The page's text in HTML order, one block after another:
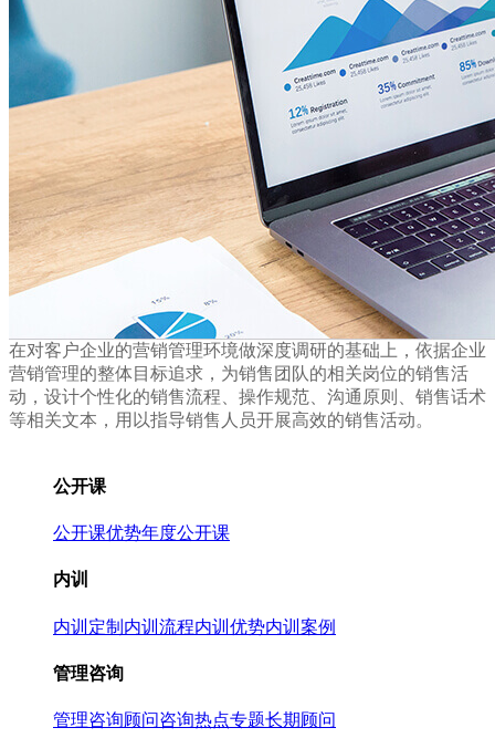
在对客户企业的营销管理环境做深度调研的基础上，依据企业
营销管理的整体目标追求，为销售团队的相关岗位的销售活
动，设计个性化的销售流程、操作规范、沟通原则、销售话术
等相关文本，用以指导销售人员开展高效的销售活动。
公开课
公开课优势年度公开课
内训
内训定制 内训流程内训优势内训案例
管理咨询
管理咨询顾问咨询热点专题长期顾问